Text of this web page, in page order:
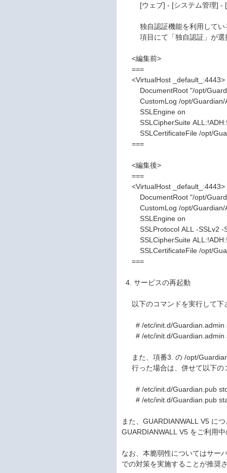
[ウェブ] - [システム管理] - [
独自認証機能を利用してい
項目にて「独自認証」が選
<編集前>
===
<VirtualHost _default_:4443>
DocumentRoot "/opt/
CustomLog /opt/Guardian/
SSLEngine on
SSLCipherSuite
SSLCertificateFile /opt/
===
<編集後>
===
<VirtualHost _default_:4443>
DocumentRoot "/opt/
CustomLog /opt/Guardian/
SSLEngine on
SSLProtocol ALL -SSLv2 -
SSLCipherSuite
SSLCertificateFile /opt/
===
4. サービスの再起動
以下のコマンドを実行して下
# /etc/init.d/Guardian.admin
# /etc/init.d/Guardian.admin
また、項番3. の /opt/
行った場合は、併せて以下の
# /etc/init.d/Guardian.pub
# /etc/init.d/Guardian.pub
また、GUARDIANWALL V5 に
GUARDIANWALL V5 をご利用
なお、本脆弱性についてはサー
での対策を実施することが推奨